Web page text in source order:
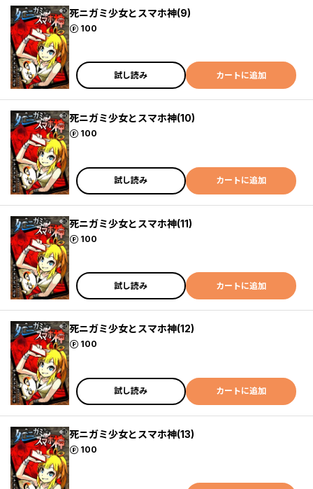
死ニガミ少女とスマホ神(9)
100
ポイント
試し読み カートに追加
死ニガミ少女とスマホ神(10)
100
ポイント
試し読み カートに追加
死ニガミ少女とスマホ神(11)
100
ポイント
試し読み カートに追加
死ニガミ少女とスマホ神(12)
100
ポイント
試し読み カートに追加
死ニガミ少女とスマホ神(13)
100
ポイント